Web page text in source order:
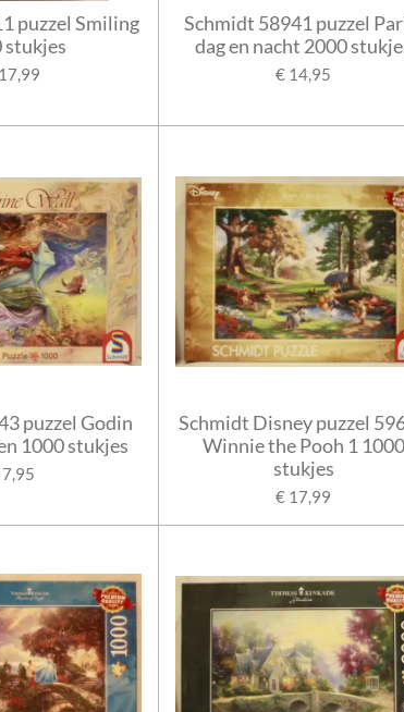
puzzel Smiling
stukjes
Schmidt 58941 puzzel
dag en nacht 2000
€ 14,95
puzzel Godin
1000 stukjes
Schmidt Disney puzzel
Winnie the Pooh 1 1000
stukjes
€ 17,99